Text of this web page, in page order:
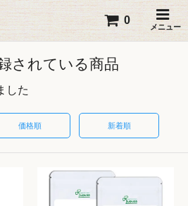
メニュー
0
されている商品
した
価格順 新着順